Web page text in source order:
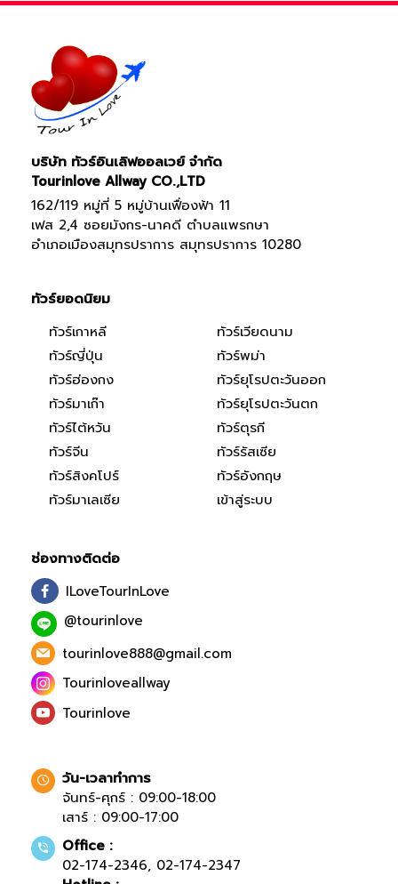
บริษัท ทัวร์อินเลิฟออลเวย์ จำกัด
Tourinlove Allway CO.,LTD
162/119 หมู่ที่ 5 หมู่บ้านเฟื่องฟ้า 11
เฟส 2,4 ซอยมังกร-นาคดี ตำบลแพรกษา
อำเภอเมืองสมุทรปราการ สมุทรปราการ 10280
ทัวร์ยอดนิยม
ทัวร์เกาหลี
ทัวร์ญี่ปุ่น
ทัวร์ฮ่องกง
ทัวร์มาเก๊า
ทัวร์ไต้หวัน
ทัวร์จีน
ทัวร์สิงคโปร์
ทัวร์มาเลเซีย
ทัวร์เวียดนาม
ทัวร์พม่า
ทัวร์ยุโรปตะวันออก
ทัวร์ยุโรปตะวันตก
ทัวร์ตุรกี
ทัวร์รัสเซีย
ทัวร์อังกฤษ
เข้าสู่ระบบ
ช่องทางติดต่อ
ILoveTourInLove
@tourinlove
tourinlove888@gmail.com
Tourinloveallway
Tourinlove
วัน-เวลาทำการ
จันทร์-ศุกร์ : 09:00-18:00
เสาร์ : 09:00-17:00
Office :
02-174-2346, 02-174-2347